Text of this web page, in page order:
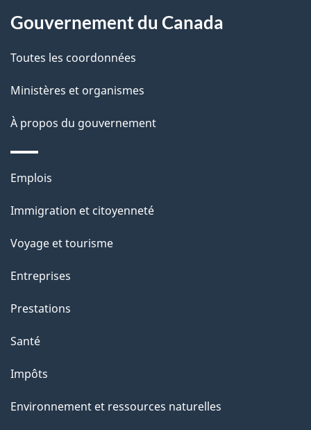
Gouvernement du Canada
Toutes les coordonnées
Ministères et organismes
À propos du gouvernement
Thèmes
sujets
Emplois
Immigration et citoyenneté
Voyage et tourisme
Entreprises
Prestations
Santé
Impôts
Environnement et ressources naturelles